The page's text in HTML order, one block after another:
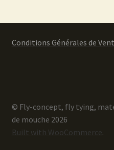
Conditions Générales de
© Fly-concept, fly tying,
de mouche 2026
Built with WooCommerce.